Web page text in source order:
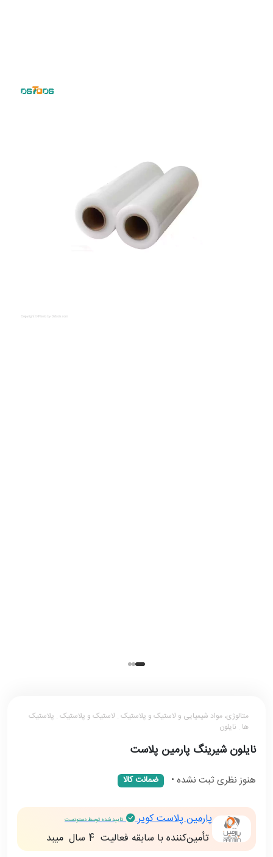
متالوژی، مواد شیمیایی و لاستیک و پلاستیک . لاستیک و پلاستیک . پلاستیک
ها . نایلون
نایلون شیرینگ پارمین پلاست
هنوز نظری ثبت نشده • ضمانت کالا
پارمین پلاست کویر تایید شده توسط دستودست
تأمین‌کننده با سابقه فعالیت 4 سال ميبد